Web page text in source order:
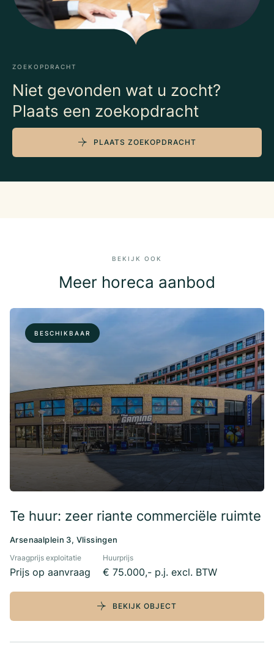
ZOEKOPDRACHT
Niet gevonden wat u zocht?
Plaats een zoekopdracht
PLAATS ZOEKOPDRACHT
BEKIJK OOK
Meer horeca aanbod
BESCHIKBAAR
Te huur: zeer riante commerciële ruimte
Arsenaalplein 3, Vlissingen
Vraagprijs exploitatie
Prijs op aanvraag
Huurprijs
€ 75.000,- p.j. excl. BTW
BEKIJK OBJECT